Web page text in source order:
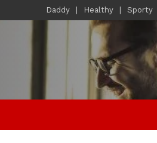
Daddy Healthy Sporty